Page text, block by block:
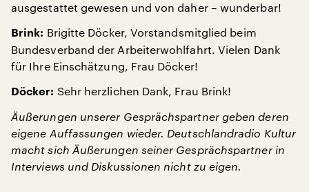
ausgestattet gewesen und von daher – wunderbar!
Brink: Brigitte Döcker, Vorstandsmitglied beim
Bundesverband der Arbeiterwohlfahrt. Vielen Dank
für Ihre Einschätzung, Frau Döcker!
Döcker: Sehr herzlichen Dank, Frau Brink!
Äußerungen unserer Gesprächspartner geben deren
eigene Auffassungen wieder. Deutschlandradio Kultur
macht sich Äußerungen seiner Gesprächspartner in
Interviews und Diskussionen nicht zu eigen.